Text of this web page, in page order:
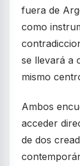
fuera de
como
se llevará a
mismo
Ambos
acceder
de dos